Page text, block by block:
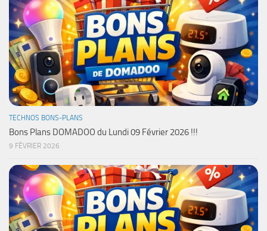
TECHNOS BONS-PLANS
Bons Plans DOMADOO du Lundi 09 Février 2026 !!!
9 FÉVRIER 2026